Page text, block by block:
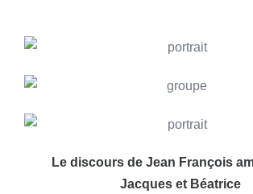
Le discours de Jean François
Jacques et Béatrice